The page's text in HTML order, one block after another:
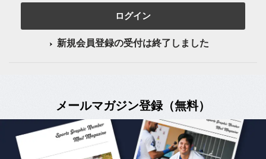
ログイン
新規会員登録の受付は終了しました
メールマガジン登録（無料）